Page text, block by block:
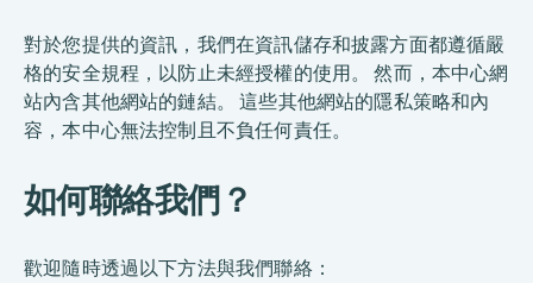
對於您提供的資訊，我們在資訊儲存和披露方面都遵循嚴
格的安全規程，以防止未經授權的使用。 然而，本中心網
站內含其他網站的鏈結。 這些其他網站的隱私策略和內
容，本中心無法控制且不負任何責任。
如何聯絡我們？
歡迎隨時透過以下方法與我們聯絡：